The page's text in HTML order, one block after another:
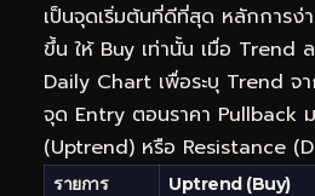
เป็นจุดเริ่มต้นที่ดีที่สุด หลักการง่
ขึ้น ให้ Buy เท่านั้น เมื่อ Trend
Daily Chart เพื่อระบุ Trend จ
จุด Entry ตอนราคา Pullback
(Uptrend) หรือ Resistance
รายการ Uptrend (Buy)